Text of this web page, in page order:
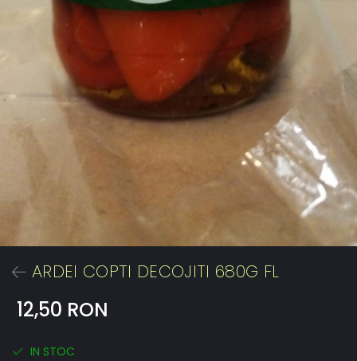
ARDEI COPTI DECOJITI 680G FL
12,50 RON
IN STOC